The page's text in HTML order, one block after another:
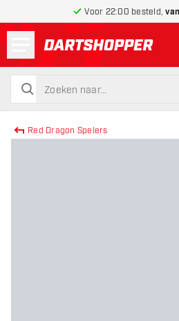
Voor 22:00 besteld,
terug naar
zoeken
zoeken
Red Dragon Spelers